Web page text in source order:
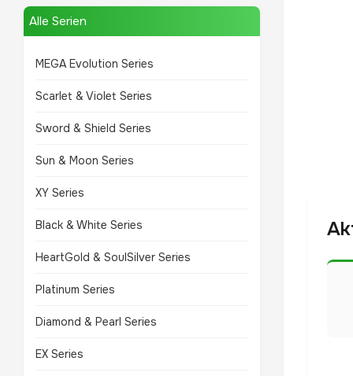
Alle Serien
MEGA Evolution Series
Scarlet & Violet Series
Sword & Shield Series
Sun & Moon Series
XY Series
Black & White Series
HeartGold & SoulSilver Series
Platinum Series
Diamond & Pearl Series
EX Series